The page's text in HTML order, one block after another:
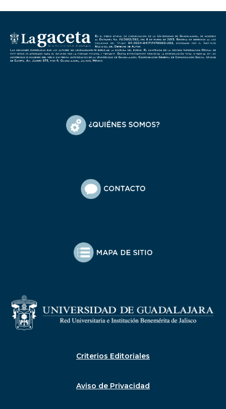
Criterios Editoriales
Aviso de Privacidad